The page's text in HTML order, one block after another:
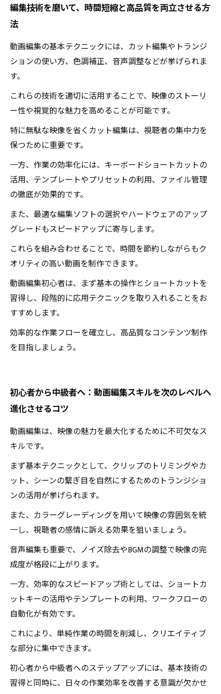
編集技術を磨いて、時間短縮と高品質を両立させる方
法
動画編集の基本テクニックには、カット編集やトランジ
ションの使い方、色調補正、音声調整などが挙げられま
す。
これらの技術を適切に活用することで、映像のストーリ
ー性や視覚的な魅力を高めることが可能です。
特に無駄な映像を省くカット編集は、視聴者の集中力を
保つために重要です。
一方、作業の効率化には、キーボードショートカットの
活用、テンプレートやプリセットの利用、ファイル管理
の徹底が効果的です。
また、最適な編集ソフトの選択やハードウェアのアップ
グレードもスピードアップに寄与します。
これらを組み合わせることで、時間を節約しながらもク
オリティの高い動画を制作できます。
動画編集初心者は、まず基本の操作とショートカットを
習得し、段階的に応用テクニックを取り入れることをお
すすめします。
効率的な作業フローを確立し、高品質なコンテンツ制作
を目指しましょう。
初心者から中級者へ：動画編集スキルを次のレベルへ
進化させるコツ
動画編集は、映像の魅力を最大化するために不可欠なス
キルです。
まず基本テクニックとして、クリップのトリミングやカ
ット、シーンの繋ぎ目を自然にするためのトランジショ
ンの活用が挙げられます。
また、カラーグレーディングを用いて映像の雰囲気を統
一し、視聴者の感情に訴える効果を狙いましょう。
音声編集も重要で、ノイズ除去やBGMの調整で映像の完
成度が格段に上がります。
一方、効率的なスピードアップ術としては、ショートカ
ットキーの活用やテンプレートの利用、ワークフローの
自動化が有効です。
これにより、単純作業の時間を削減し、クリエイティブ
な部分に集中できます。
初心者から中級者へのステップアップには、基本技術の
習得と同時に、日々の作業効率を改善する意識が欠かせ